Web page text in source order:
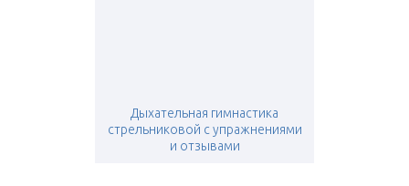
Дыхательная гимнастика
стрельниковой с упражнениями
и отзывами